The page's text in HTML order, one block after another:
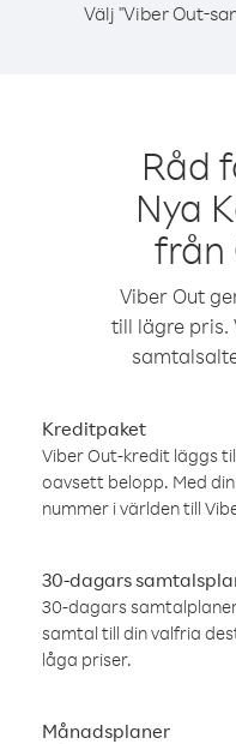
Välj "Viber Out-
Råd
Nya
från
Viber Out
till lägre pris.
Kreditpaket
Viber Out-kredit läggs
oavsett belopp. Med
nummer i världen till
30-dagars
30-dagars
samtal till din valfria
låga priser.
Månadsplaner